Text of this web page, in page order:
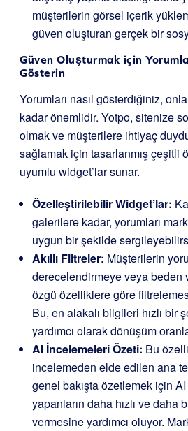
müşterilerin görsel içerik
güven oluşturan gerçek bir
Güven Oluşturmak için
Gösterin
Yorumları nasıl gösterdiğiniz,
kadar önemlidir. Yotpo, sitenize
olmak ve müşterilere ihtiyaç
sağlamak için tasarlanmış çeşitli
uyumlu widget’lar sunar.
Özelleştirilebilir Widget’lar:
galerilere kadar, yorumları
uygun bir şekilde
Akıllı Filtreler: Müşterilerin
derecelendirmeye veya beden
özgü özelliklere göre
Bu, en alakalı bilgileri hızlı bir
yardımcı olarak dönüşüm
AI İncelemeleri Özeti: Bu
incelemeden elde edilen ana
genel bakışta özetlemek için
yapanların daha hızlı ve daha
vermesine yardımcı oluyor.